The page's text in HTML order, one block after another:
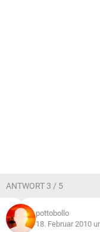
ANTWORT 3 / 5
pottobollo
18. Februar 2010